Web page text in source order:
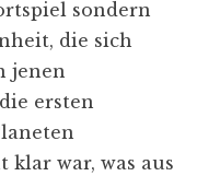
sondern
die sich
jenen
ersten
klar war, was aus